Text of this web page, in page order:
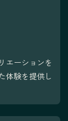
エーションを
体験を提供し